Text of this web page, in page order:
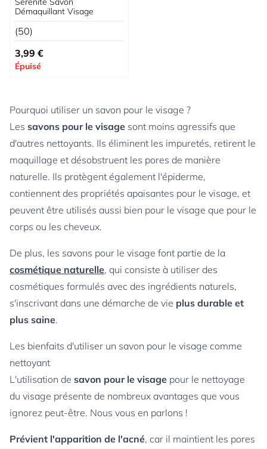
Démaquillant Visage
(50)
3,99 €
Épuisé
Pourquoi utiliser un savon pour le visage ?
Les savons pour le visage sont moins agressifs que
d'autres nettoyants. Ils éliminent les impuretés, retirent le
maquillage et désobstruent les pores de manière
naturelle. Ils protègent également l'épiderme,
contiennent des propriétés apaisantes pour le visage, et
peuvent être utilisés aussi bien pour le visage que pour le
corps ou les cheveux.
De plus, les savons pour le visage font partie de la
cosmétique naturelle, qui consiste à utiliser des
cosmétiques formulés avec des ingrédients naturels,
s'inscrivant dans une démarche de vie plus durable et
plus saine.
Les bienfaits d'utiliser un savon pour le visage comme
nettoyant
L'utilisation de savon pour le visage pour le nettoyage
du visage présente de nombreux avantages que vous
ignorez peut-être. Nous vous en parlons !
Prévient l'apparition de l'acné, car il maintient les pores